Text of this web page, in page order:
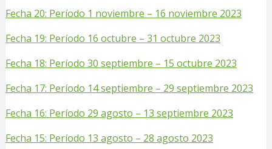
Fecha 20: Período 1 noviembre – 16 noviembre 2023
Fecha 19: Período 16 octubre – 31 octubre 2023
Fecha 18: Período 30 septiembre – 15 octubre 2023
Fecha 17: Período 14 septiembre – 29 septiembre 2023
Fecha 16: Período 29 agosto – 13 septiembre 2023
Fecha 15: Período 13 agosto – 28 agosto 2023